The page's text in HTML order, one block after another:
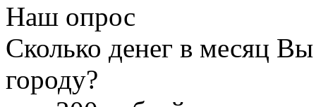
Наш опрос
Сколько денег в месяц
городу?